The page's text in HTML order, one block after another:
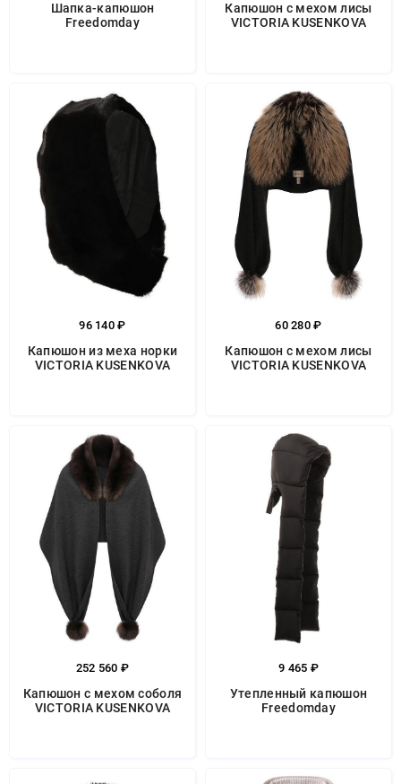
Шапка-капюшон
Freedomday
Капюшон с мехом лисы
VICTORIA KUSENKOVA
96 140 ₽
Капюшон из меха норки
VICTORIA KUSENKOVA
60 280 ₽
Капюшон с мехом лисы
VICTORIA KUSENKOVA
252 560 ₽
Капюшон с мехом соболя
VICTORIA KUSENKOVA
9 465 ₽
Утепленный капюшон
Freedomday